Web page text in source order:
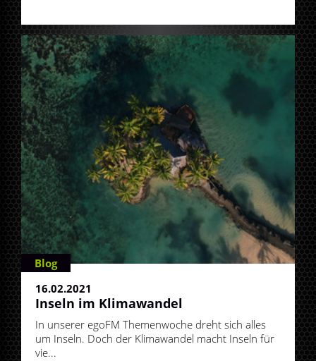
Blog
16.02.2021
Inseln im Klimawandel
In unserer egoFM Themenwoche dreht sich alles
um Inseln. Doch der Klimawandel macht Inseln für
vie...